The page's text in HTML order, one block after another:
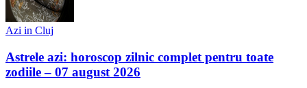
Azi in Cluj
Astrele azi: horoscop zilnic complet pentru toate
zodiile – 07 august 2026